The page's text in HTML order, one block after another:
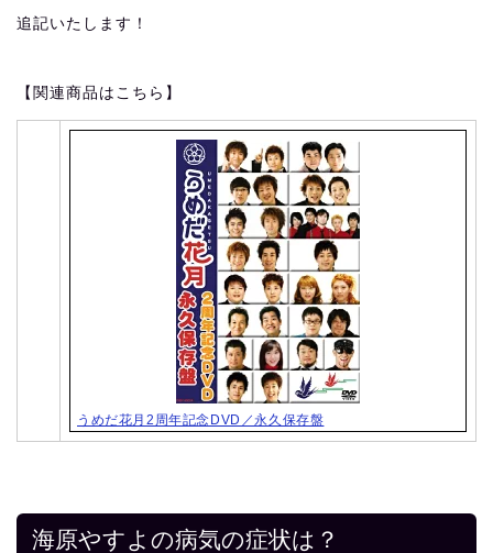
追記いたします！
【関連商品はこちら】
うめだ花月2周年記念DVD／永久保存盤
海原やすよの病気の症状は？